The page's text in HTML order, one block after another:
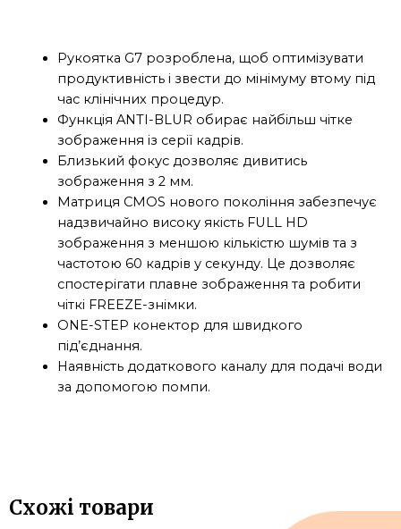
Рукоятка G7 розроблена, щоб оптимізувати
продуктивність і звести до мінімуму втому під
час клінічних процедур.
Функція ANTI-BLUR обирає найбільш чітке
зображення із серії кадрів.
Близький фокус дозволяє дивитись
зображення з 2 мм.
Матриця CMOS нового покоління забезпечує
надзвичайно високу якість FULL HD
зображення з меншою кількістю шумів та з
частотою 60 кадрів у секунду. Це дозволяє
спостерігати плавне зображення та робити
чіткі FREEZE-знімки.
ONE-STEP конектор для швидкого
під’єднання.
Наявність додаткового каналу для подачі води
за допомогою помпи.
Схожі товари